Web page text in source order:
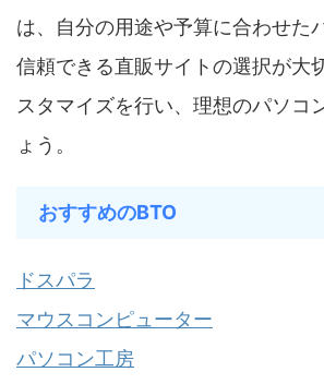
は、自分の用途や予算に合わせた
信頼できる直販サイトの選択が大
スタマイズを行い、理想のパソコ
ょう。
おすすめのBTO
ドスパラ
マウスコンピューター
パソコン工房